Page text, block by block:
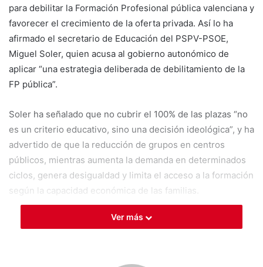
para debilitar la Formación Profesional pública valenciana y
favorecer el crecimiento de la oferta privada. Así lo ha
afirmado el secretario de Educación del PSPV-PSOE,
Miguel Soler, quien acusa al gobierno autonómico de
aplicar “una estrategia deliberada de debilitamiento de la
FP pública”.
Soler ha señalado que no cubrir el 100% de las plazas “no
es un criterio educativo, sino una decisión ideológica”, y ha
advertido de que la reducción de grupos en centros
públicos, mientras aumenta la demanda en determinados
ciclos, genera desigualdad y limita el acceso a la formación
según la capacidad económica de las familias.
Desde el PSPV-PSOE también han criticado la paralización
Ver más